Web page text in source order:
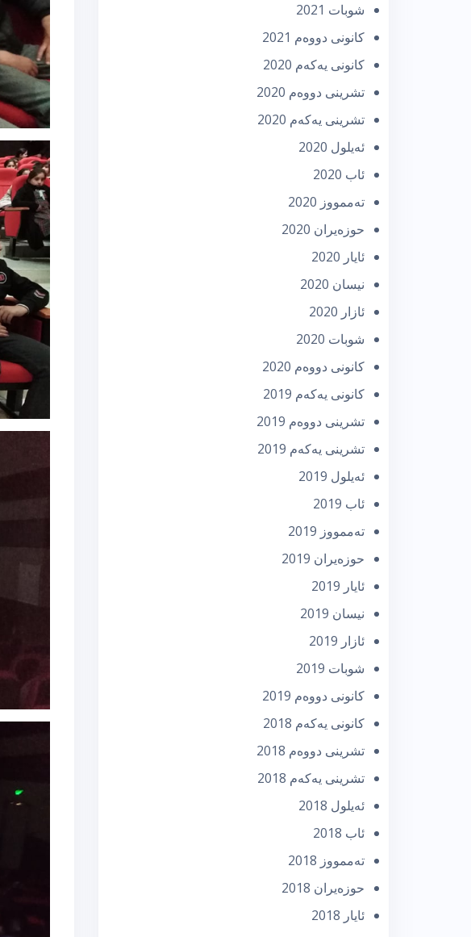
شوبات 2021
كانونی دووه‌م 2021
كانونی یه‌كه‌م 2020
تشرینی دووه‌م 2020
تشرینی یه‌كه‌م 2020
ئه‌یلول 2020
ئاب 2020
تەممووز 2020
حوزه‌یران 2020
ئایار 2020
نیسان 2020
ئازار 2020
شوبات 2020
كانونی دووه‌م 2020
كانونی یه‌كه‌م 2019
تشرینی دووه‌م 2019
تشرینی یه‌كه‌م 2019
ئه‌یلول 2019
ئاب 2019
تەممووز 2019
حوزه‌یران 2019
ئایار 2019
نیسان 2019
ئازار 2019
شوبات 2019
كانونی دووه‌م 2019
كانونی یه‌كه‌م 2018
تشرینی دووه‌م 2018
تشرینی یه‌كه‌م 2018
ئه‌یلول 2018
ئاب 2018
تەممووز 2018
حوزه‌یران 2018
ئایار 2018